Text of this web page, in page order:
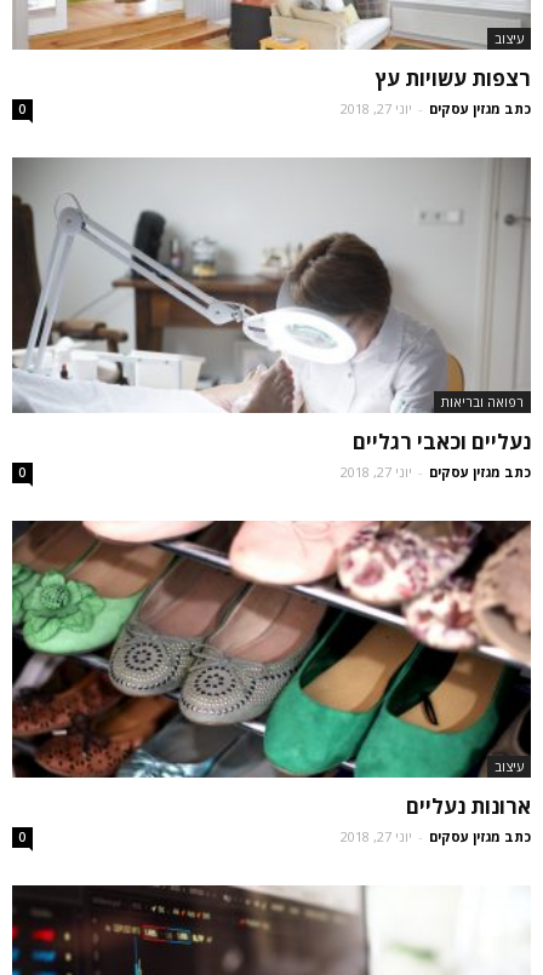
עיצוב
רצפות עשויות עץ
כתב מגזין עסקים - יוני 27, 2018 0
רפואה ובריאות
נעליים וכאבי רגליים
כתב מגזין עסקים - יוני 27, 2018 0
עיצוב
ארונות נעליים
כתב מגזין עסקים - יוני 27, 2018 0